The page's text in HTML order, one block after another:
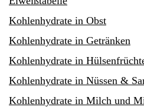
Kohlenhydrate in Obst
Kohlenhydrate in Getränken
Kohlenhydrate in
Kohlenhydrate in Nüssen &
Kohlenhydrate in Milch und